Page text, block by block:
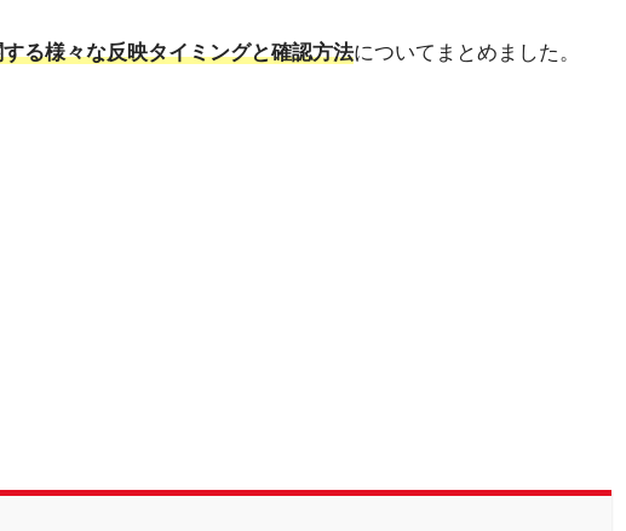
る様々な反映タイミングと確認方法についてまとめました。